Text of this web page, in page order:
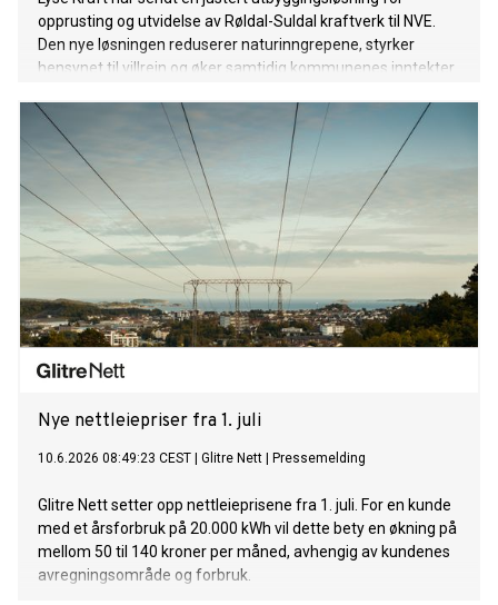
opprusting og utvidelse av Røldal-Suldal kraftverk til NVE.
Den nye løsningen reduserer naturinngrepene, styrker
hensynet til villrein og øker samtidig kommunenes inntekter
Nye nettleiepriser fra 1. juli
10.6.2026 08:49:23 CEST Glitre Nett Pressemelding
Glitre Nett setter opp nettleieprisene fra 1. juli. For en kunde
med et årsforbruk på 20.000 kWh vil dette bety en økning på
mellom 50 til 140 kroner per måned, avhengig av kundenes
avregningsområde og forbruk.